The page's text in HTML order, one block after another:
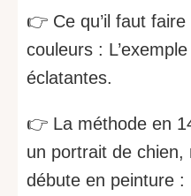
👉 Ce qu’il faut
couleurs :
éclatantes.
👉 La méthode en
un portrait de chien,
débute en peinture :